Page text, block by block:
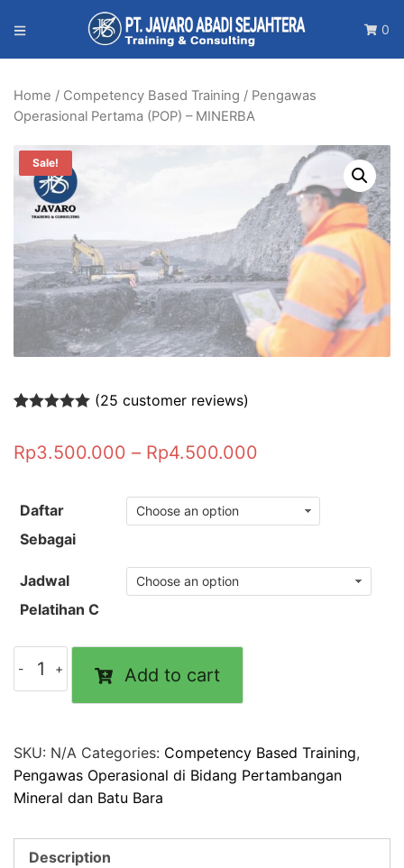
0
Home / Competency Based Training / Pengawas
Operasional Pertama (POP) – MINERBA
Sale!
based on
customer
(25 customer reviews)
Rp3.500.000 – Rp4.500.000
Daftar
Sebagai
Jadwal
Pelatihan C
Add to cart
SKU: N/A Categories: Competency Based Training,
Pengawas Operasional di Bidang Pertambangan
Mineral dan Batu Bara
Description